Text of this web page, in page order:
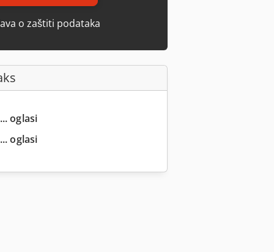
o zaštiti podataka
oglasi
oglasi